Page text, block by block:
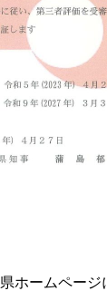
ホームページ